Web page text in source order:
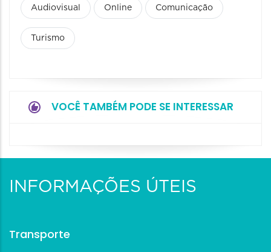
Audiovisual Online Comunicação
Turismo
VOCÊ TAMBÉM PODE SE INTERESSAR
INFORMAÇÕES ÚTEIS
Transporte